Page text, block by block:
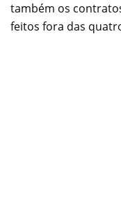
também os
feitos fora das